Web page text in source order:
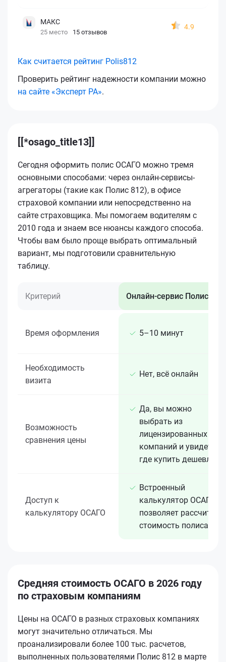
МАКС
25 место 15 отзывов
4.9
Как считается рейтинг Polis812
Проверить рейтинг надежности компании можно
на сайте «Эксперт РА».
[[*osago_title13]]
Сегодня оформить полис ОСАГО можно тремя
основными способами: через онлайн-сервисы-
агрегаторы (такие как Полис 812), в офисе
страховой компании или непосредственно на
сайте страховщика. Мы помогаем водителям с
2010 года и знаем все нюансы каждого способа.
Чтобы вам было проще выбрать оптимальный
вариант, мы подготовили сравнительную
таблицу.
Критерий Онлайн-сервис Полис 812
Время оформления 5–10 минут
Необходимость
визита
Нет, всё онлайн
Возможность
сравнения цены
Да, вы можно
выбрать из
лицензированных 15+
компаний и увидеть,
где купить дешевле
Доступ к
калькулятору ОСАГО
Встроенный
калькулятор ОСАГО
позволяет рассчитать
стоимость полиса
Средняя стоимость ОСАГО в 2026 году
по страховым компаниям
Цены на ОСАГО в разных страховых компаниях
могут значительно отличаться. Мы
проанализировали более 100 тыс. расчетов,
выполненных пользователями Полис 812 в марте